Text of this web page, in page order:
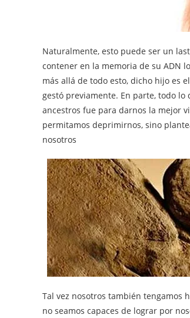
Naturalmente, esto puede ser un
contener en la memoria de su ADN
más allá de todo esto, dicho hijo es
gestó previamente. En parte, todo
ancestros fue para darnos la mejor
permitamos deprimirnos, sino
nosotros
Tal vez nosotros también tengamos
no seamos capaces de lograr por